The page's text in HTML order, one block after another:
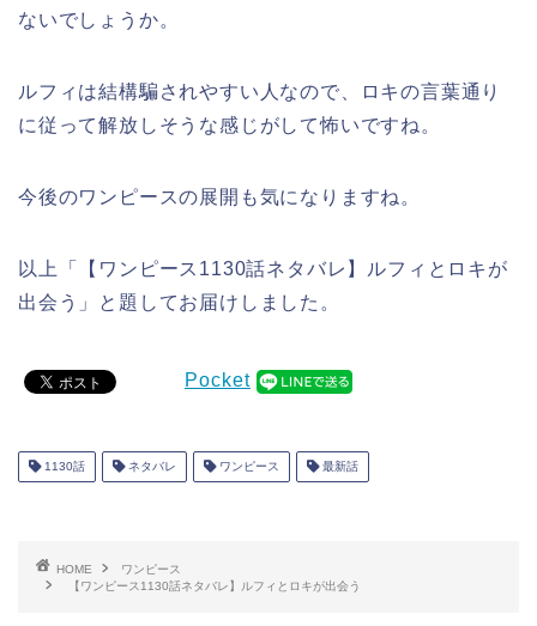
ないでしょうか。
ルフィは結構騙されやすい人なので、ロキの言葉通り
に従って解放しそうな感じがして怖いですね。
今後のワンピースの展開も気になりますね。
以上「【ワンピース1130話ネタバレ】ルフィとロキが
出会う」と題してお届けしました。
Pocket
1130話 ネタバレ ワンピース 最新話
HOME
ワンピース
【ワンピース1130話ネタバレ】ルフィとロキが出会う